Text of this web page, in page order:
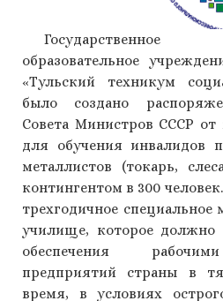
Государственное
образовательное
«Тульский техникум
было создано
Совета Министров СССР от
для обучения инвалидов
металлистов (токарь,
контингентом в 300
трехгодичное специальное
училище, которое должно
обеспечения
предприятий страны в
время, в условиях